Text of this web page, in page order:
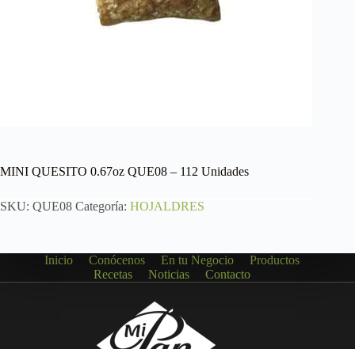
MINI QUESITO 0.67oz QUE08 – 112 Unidades
SKU: QUE08 Categoría: HOJALDRES
Inicio Conócenos En tu Negocio
Productos
Recetas
Noticias Contacto